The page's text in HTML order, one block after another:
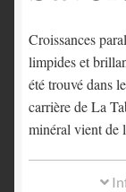
Croissances
limpides et
été trouvé dans
carrière de La
minéral vient de